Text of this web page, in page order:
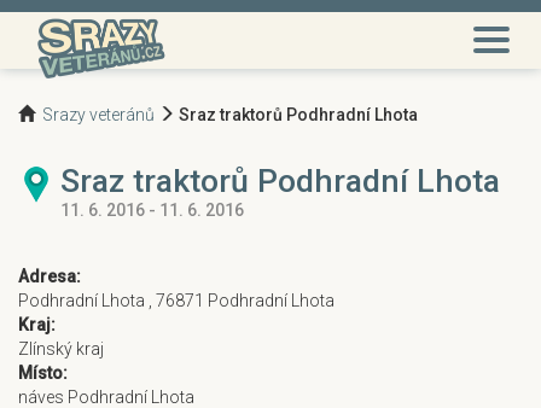
Srazy veteránů Sraz traktorů Podhradní Lhota
Sraz traktorů Podhradní Lhota
11. 6. 2016 - 11. 6. 2016
Adresa:
Podhradní Lhota , 76871 Podhradní Lhota
Kraj:
Zlínský kraj
Místo:
náves Podhradní Lhota